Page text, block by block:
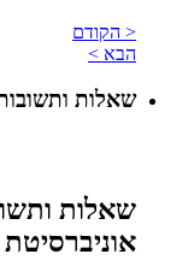
< הקודם
הבא >
שאלות
שאלות